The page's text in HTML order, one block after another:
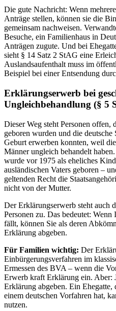
Die gute Nachricht: Wenn
Anträge stellen, können sie die
gemeinsam nachweisen.
Besuche, ein Familienhaus in
Anträgen zugute. Und bei
sieht § 14 Satz 2 StAG eine
Auslandsaufenthalt muss im
Beispiel bei einer Entsendung
Erklärungserwerb bei
Ungleichbehandlung (§ 5
Dieser Weg steht Personen offen,
geboren wurden und die
Geburt erwerben konnten, weil
Männer ungleich behandelt
wurde vor 1975 als eheliches
ausländischen Vaters geboren –
geltenden Recht die
nicht von der Mutter.
Der Erklärungserwerb steht auch
Personen zu. Das bedeutet:
fällt, können Sie als deren
Erklärung abgeben.
Für Familien wichtig: Der
Einbürgerungsverfahren im
Ermessen des BVA – wenn die
Erwerb kraft Erklärung ein. Aber:
Erklärung abgeben. Ein
einem deutschen Vorfahren hat,
nutzen.